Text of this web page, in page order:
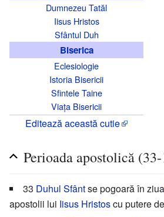
Dumnezeu Tatăl
Iisus Hristos
Sfântul Duh
Biserica
Eclesiologie
Istoria Bisericii
Sfintele Taine
Viața Bisericii
Editează această cutie
Perioada apostolică
33 Duhul Sfântse pogoară în ziua
apostolii lui Iisus Hristoscu putere